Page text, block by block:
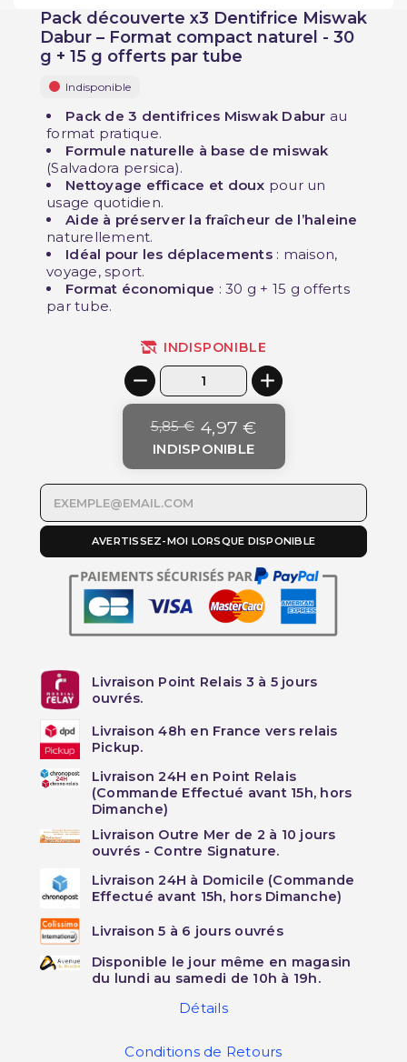
Pack découverte x3 Dentifrice Miswak
Dabur – Format compact naturel - 30
g + 15 g offerts par tube
Indisponible
Pack de 3 dentifrices Miswak Dabur au
format pratique.
Formule naturelle à base de miswak
(Salvadora persica).
Nettoyage efficace et doux pour un
usage quotidien.
Aide à préserver la fraîcheur de l’haleine
naturellement.
Idéal pour les déplacements: maison,
voyage, sport.
Format économique : 30 g + 15 g offerts
par tube.
INDISPONIBLE
5,85 € 4,97 €
INDISPONIBLE
AVERTISSEZ-MOI LORSQUE DISPONIBLE
Livraison Point Relais 3 à 5 jours
ouvrés.
Livraison 48h en France vers relais
Pickup.
Livraison 24H en Point Relais
(Commande Effectué avant 15h, hors
Dimanche)
Livraison Outre Mer de 2 à 10 jours
ouvrés - Contre Signature.
Livraison 24H à Domicile (Commande
Effectué avant 15h, hors Dimanche)
Livraison 5 à 6 jours ouvrés
Disponible le jour même en magasin
du lundi au samedi de 10h à 19h.
Détails
Conditions de Retours